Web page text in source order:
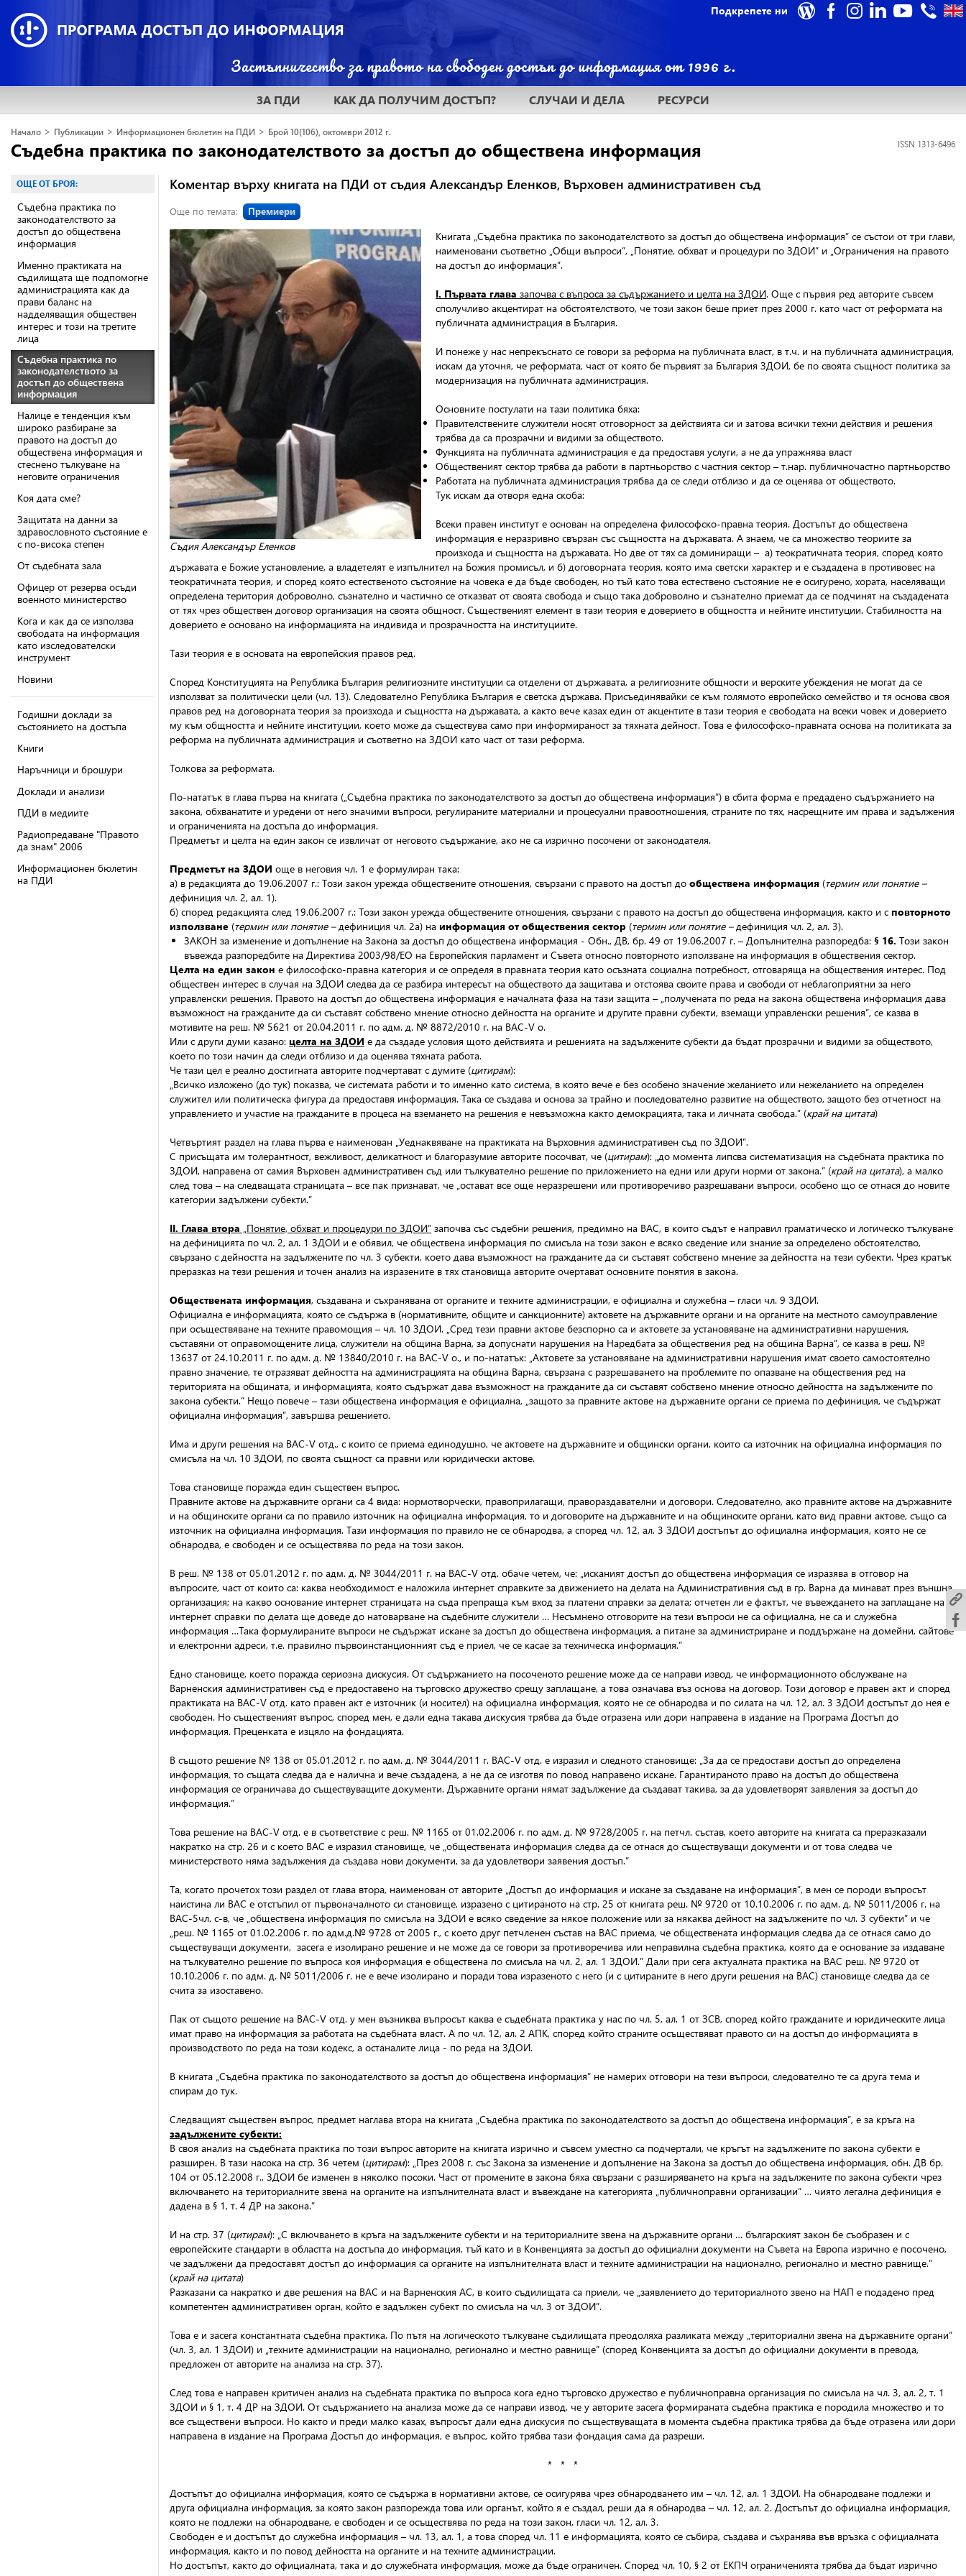
Подкрепете ни
ЗА ПДИ КАК ДА ПОЛУЧИМ ДОСТЪП? СЛУЧАИ И ДЕЛА РЕСУРСИ
Начало > Публикации > Информационен бюлетин на ПДИ > Брой 10(106), октомври 2012 г.
ISSN 1313-6496
Съдебна практика по законодателството за достъп до обществена информация
ОЩЕ ОТ БРОЯ:
Съдебна практика по
законодателството за
достъп до обществена
информация
Именно практиката на
съдилищата ще подпомогне
администрацията как да
прави баланс на
надделяващия обществен
интерес и този на третите
лица
Съдебна практика по
законодателството за
достъп до обществена
информация
Налице е тенденция към
широко разбиране за
правото на достъп до
обществена информация и
стеснено тълкуване на
неговите ограничения
Коя дата сме?
Защитата на данни за
здравословното състояние е
с по-висока степен
От съдебната зала
Офицер от резерва осъди
военното министерство
Кога и как да се използва
свободата на информация
като изследователски
инструмент
Новини
Годишни доклади за
състоянието на достъпа
Книги
Наръчници и брошури
Доклади и анализи
ПДИ в медиите
Радиопредаване "Правото
да знам" 2006
Информационен бюлетин
на ПДИ
Коментар върху книгата на ПДИ от съдия Александър Еленков, Върховен административен съд
Още по темата: Премиери
Съдия Александър Еленков
Книгата „Съдебна практика по законодателството за достъп до обществена информация” се състои от три глави,
наименовани съответно „Общи въпроси”, „Понятие, обхват и процедури по ЗДОИ” и „Ограничения на правото
на достъп до информация”.
І. Първата глава започва с въпроса за съдържанието и целта на ЗДОИ. Още с първия ред авторите съвсем
сполучливо акцентират на обстоятелството, че този закон беше приет през 2000 г. като част от реформата на
публичната администрация в България.
И понеже у нас непрекъснато се говори за реформа на публичната власт, в т.ч. и на публичната администрация,
искам да уточня, че реформата, част от която бе първият за България ЗДОИ, бе по своята същност политика за
модернизация на публичната администрация.
Основните постулати на тази политика бяха:
Правителствените служители носят отговорност за действията си и затова всички техни действия и решения
трябва да са прозрачни и видими за обществото.
Функцията на публичната администрация е да предоставя услуги, а не да упражнява власт
Общественият сектор трябва да работи в партньорство с частния сектор – т.нар. публичночастно партньорство
Работата на публичната администрация трябва да се следи отблизо и да се оценява от обществото.
Тук искам да отворя една скоба:
Всеки правен институт е основан на определена философско-правна теория. Достъпът до обществена
информация е неразривно свързан със същността на държавата. А знаем, че са множество теориите за
произхода и същността на държавата. Но две от тях са доминиращи – а) теократичната теория, според която
държавата е Божие установление, а владетелят е изпълнител на Божия промисъл, и б) договорната теория, която има светски характер и е създадена в противовес на
теократичната теория, и според която естественото състояние на човека е да бъде свободен, но тъй като това естествено състояние не е осигурено, хората, населяващи
определена територия доброволно, съзнателно и частично се отказват от своята свобода и също така доброволно и съзнателно приемат да се подчинят на създадената
от тях чрез обществен договор организация на своята общност. Същественият елемент в тази теория е доверието в общността и нейните институции. Стабилността на
доверието е основано на информацията на индивида и прозрачността на институциите.
Тази теория е в основата на европейския правов ред.
Според Конституцията на Република България религиозните институции са отделени от държавата, а религиозните общности и верските убеждения не могат да се
използват за политически цели (чл. 13). Следователно Република България е светска държава. Присъединявайки се към голямото европейско семейство и тя основа своя
правов ред на договорната теория за произхода и същността на държавата, а както вече казах един от акцентите в тази теория е свободата на всеки човек и доверието
му към общността и нейните институции, което може да съществува само при информираност за тяхната дейност. Това е философско-правната основа на политиката за
реформа на публичната администрация и съответно на ЗДОИ като част от тази реформа.
Толкова за реформата.
По-нататък в глава първа на книгата („Съдебна практика по законодателството за достъп до обществена информация”) в сбита форма е предадено съдържанието на
закона, обхванатите и уредени от него значими въпроси, регулираните материални и процесуални правоотношения, страните по тях, насрещните им права и задължения
и ограниченията на достъпа до информация.
Предметът и целта на един закон се извличат от неговото съдържание, ако не са изрично посочени от законодателя.
Предметът на ЗДОИ още в неговия чл. 1 е формулиран така:
а) в редакцията до 19.06.2007 г.: Този закон урежда обществените отношения, свързани с правото на достъп до обществена информация (термин или понятие –
дефиниция чл. 2, ал. 1).
б) според редакцията след 19.06.2007 г.: Този закон урежда обществените отношения, свързани с правото на достъп до обществена информация, както и с повторното
използване (термин или понятие –дефиниция чл. 2а) на информация от обществения сектор (термин или понятие –дефиниция чл. 2, ал. 3).
ЗАКОН за изменение и допълнение на Закона за достъп до обществена информация - Обн., ДВ, бр. 49 от 19.06.2007 г. – Допълнителна разпоредба: § 16. Този закон
въвежда разпоредбите на Директива 2003/98/ЕО на Европейския парламент и Съвета относно повторното използване на информация в обществения сектор.
Целта на един закон е философско-правна категория и се определя в правната теория като осъзната социална потребност, отговаряща на обществения интерес. Под
обществен интерес в случая на ЗДОИ следва да се разбира интересът на обществото да защитава и отстоява своите права и свободи от неблагоприятни за него
управленски решения. Правото на достъп до обществена информация е началната фаза на тази защита – „получената по реда на закона обществена информация дава
възможност на гражданите да си съставят собствено мнение относно дейността на органите и другите правни субекти, вземащи управленски решения”, се казва в
мотивите на реш. № 5621 от 20.04.2011 г. по адм. д. № 8872/2010 г. на ВАС-V о.
Или с други думи казано: целта на ЗДОИ е да създаде условия щото действията и решенията на задължените субекти да бъдат прозрачни и видими за обществото,
което по този начин да следи отблизо и да оценява тяхната работа.
Че тази цел е реално достигната авторите подчертават с думите (цитирам):
„Всичко изложено (до тук) показва, че системата работи и то именно като система, в която вече е без особено значение желанието или нежеланието на определен
служител или политическа фигура да предоставя информация. Така се създава и основа за трайно и последователно развитие на обществото, защото без отчетност на
управлението и участие на гражданите в процеса на вземането на решения е невъзможна както демокрацията, така и личната свобода.” (край на цитата)
Четвъртият раздел на глава първа е наименован „Уеднаквяване на практиката на Върховния административен съд по ЗДОИ”.
С присъщата им толерантност, вежливост, деликатност и благоразумие авторите посочват, че (цитирам): „до момента липсва систематизация на съдебната практика по
ЗДОИ, направена от самия Върховен административен съд или тълкувателно решение по приложението на едни или други норми от закона.” (край на цитата), а малко
след това – на следващата страницата – все пак признават, че „остават все още неразрешени или противоречиво разрешавани въпроси, особено що се отнася до новите
категории задължени субекти.”
II. Глава втора „Понятие, обхват и процедури по ЗДОИ” започва със съдебни решения, предимно на ВАС, в които съдът е направил граматическо и логическо тълкуване
на дефиницията по чл. 2, ал. 1 ЗДОИ и е обявил, че обществена информация по смисъла на този закон е всяко сведение или знание за определено обстоятелство,
свързано с дейността на задължените по чл. 3 субекти, което дава възможност на гражданите да си съставят собствено мнение за дейността на тези субекти. Чрез кратък
преразказ на тези решения и точен анализ на изразените в тях становища авторите очертават основните понятия в закона.
Обществената информация, създавана и съхранявана от органите и техните администрации, е официална и служебна – гласи чл. 9 ЗДОИ.
Официална е информацията, която се съдържа в (нормативните, общите и санкционните) актовете на държавните органи и на органите на местното самоуправление
при осъществяване на техните правомощия – чл. 10 ЗДОИ. „Сред тези правни актове безспорно са и актовете за установяване на административни нарушения,
съставяни от оправомощените лица, служители на община Варна, за допуснати нарушения на Наредбата за обществения ред на община Варна”, се казва в реш. №
13637 от 24.10.2011 г. по адм. д. № 13840/2010 г. на ВАС-V о., и по-нататък: „Актовете за установяване на административни нарушения имат своето самостоятелно
правно значение, те отразяват дейността на администрацията на община Варна, свързана с разрешаването на проблемите по опазване на обществения ред на
територията на общината, и информацията, която съдържат дава възможност на гражданите да си съставят собствено мнение относно дейността на задължените по
закона субекти.” Нещо повече – тази обществена информация е официална, „защото за правните актове на държавните органи се приема по дефиниция, че съдържат
официална информация”, завършва решението.
Има и други решения на ВАС-V отд., с които се приема единодушно, че актовете на държавните и общински органи, които са източник на официална информация по
смисъла на чл. 10 ЗДОИ, по своята същност са правни или юридически актове.
Това становище поражда един съществен въпрос.
Правните актове на държавните органи са 4 вида: нормотворчески, правоприлагащи, правораздавателни и договори. Следователно, ако правните актове на държавните
и на общинските органи са по правило източник на официална информация, то и договорите на държавните и на общинските органи, като вид правни актове, също са
източник на официална информация. Тази информация по правило не се обнародва, а според чл. 12, ал. 3 ЗДОИ достъпът до официална информация, която не се
обнародва, е свободен и се осъществява по реда на този закон.
В реш. № 138 от 05.01.2012 г. по адм. д. № 3044/2011 г. на ВАС-V отд. обаче четем, че: „исканият достъп до обществена информация се изразява в отговор на
въпросите, част от които са: каква необходимост е наложила интернет справките за движението на делата на Административния съд в гр. Варна да минават през външна
организация; на какво основание интернет страницата на съда препраща към вход за платени справки за делата; отчетен ли е фактът, че въвеждането на заплащане на
интернет справки по делата ще доведе до натоварване на съдебните служители … Несъмнено отговорите на тези въпроси не са официална, не са и служебна
информация …Така формулираните въпроси не съдържат искане за достъп до обществена информация, а питане за администриране и поддържане на домейни, сайтове
и електронни адреси, т.е. правилно първоинстанционният съд е приел, че се касае за техническа информация.”
Едно становище, което поражда сериозна дискусия. От съдържанието на посоченото решение може да се направи извод, че информационното обслужване на
Варненския административен съд е предоставено на търговско дружество срещу заплащане, а това означава въз основа на договор. Този договор е правен акт и според
практиката на ВАС-V отд. като правен акт е източник (и носител) на официална информация, която не се обнародва и по силата на чл. 12, ал. 3 ЗДОИ достъпът до нея е
свободен. Но същественият въпрос, според мен, е дали една такава дискусия трябва да бъде отразена или дори направена в издание на Програма Достъп до
информация. Преценката е изцяло на фондацията.
В същото решение № 138 от 05.01.2012 г. по адм. д. № 3044/2011 г. ВАС-V отд. е изразил и следното становище: „За да се предостави достъп до определена
информация, то същата следва да е налична и вече създадена, а не да се изготвя по повод направено искане. Гарантираното право на достъп до обществена
информация се ограничава до съществуващите документи. Държавните органи нямат задължение да създават такива, за да удовлетворят заявления за достъп до
информация.”
Това решение на ВАС-V отд. е в съответствие с реш. № 1165 от 01.02.2006 г. по адм. д. № 9728/2005 г. на петчл. състав, което авторите на книгата са преразказали
накратко на стр. 26 и с което ВАС е изразил становище, че „обществената информация следва да се отнася до съществуващи документи и от това следва че
министерството няма задължения да създава нови документи, за да удовлетвори заявения достъп.”
Та, когато прочетох този раздел от глава втора, наименован от авторите „Достъп до информация и искане за създаване на информация”, в мен се породи въпросът
наистина ли ВАС е отстъпил от първоначалното си становище, изразено с цитираното на стр. 25 от книгата реш. № 9720 от 10.10.2006 г. по адм. д. № 5011/2006 г. на
ВАС-5чл. с-в, че „обществена информация по смисъла на ЗДОИ е всяко сведение за някое положение или за някаква дейност на задължените по чл. 3 субекти” и че
„реш. № 1165 от 01.02.2006 г. по адм.д.№ 9728 от 2005 г., с което друг петчленен състав на ВАС приема, че обществената информация следва да се отнася само до
съществуващи документи, засега е изолирано решение и не може да се говори за противоречива или неправилна съдебна практика, която да е основание за издаване
на тълкувателно решение по въпроса коя информация е обществена по смисъла на чл. 2, ал. 1 ЗДОИ.” Дали при сега актуалната практика на ВАС реш. № 9720 от
10.10.2006 г. по адм. д. № 5011/2006 г. не е вече изолирано и поради това изразеното с него (и с цитираните в него други решения на ВАС) становище следва да се
счита за изоставено.
Пак от същото решение на ВАС-V отд. у мен възниква въпросът каква е съдебната практика у нас по чл. 5, ал. 1 от ЗСВ, според който гражданите и юридическите лица
имат право на информация за работата на съдебната власт. А по чл. 12, ал. 2 АПК, според който страните осъществяват правото си на достъп до информацията в
производството по реда на този кодекс, а останалите лица - по реда на ЗДОИ.
В книгата „Съдебна практика по законодателството за достъп до обществена информация” не намерих отговори на тези въпроси, следователно те са друга тема и
спирам до тук.
Следващият съществен въпрос, предмет наглава втора на книгата „Съдебна практика по законодателството за достъп до обществена информация”, е за кръга на
задължените субекти:
В своя анализ на съдебната практика по този въпрос авторите на книгата изрично и съвсем уместно са подчертали, че кръгът на задължените по закона субекти е
разширен. В тази насока на стр. 36 четем (цитирам): „През 2008 г. със Закона за изменение и допълнение на Закона за достъп до обществена информация, обн. ДВ бр.
104 от 05.12.2008 г., ЗДОИ бе изменен в няколко посоки. Част от промените в закона бяха свързани с разширяването на кръга на задължените по закона субекти чрез
включването на териториалните звена на органите на изпълнителната власт и въвеждане на категорията „публичноправни организации” … чиято легална дефиниция е
дадена в § 1, т. 4 ДР на закона.”
И на стр. 37 (цитирам): „С включването в кръга на задължените субекти и на териториалните звена на държавните органи … българският закон бе съобразен и с
европейските стандарти в областта на достъпа до информация, тъй като и в Конвенцията за достъп до официални документи на Съвета на Европа изрично е посочено,
че задължени да предоставят достъп до информация са органите на изпълнителната власт и техните администрации на национално, регионално и местно равнище.”
(край на цитата)
Разказани са накратко и две решения на ВАС и на Варненския АС, в които съдилищата са приели, че „заявлението до териториалното звено на НАП е подадено пред
компетентен административен орган, който е задължен субект по смисъла на чл. 3 от ЗДОИ”.
Това е и засега константната съдебна практика. По пътя на логическото тълкуване съдилищата преодоляха разликата между „териториални звена на държавните органи”
(чл. 3, ал. 1 ЗДОИ) и „техните администрации на национално, регионално и местно равнище” (според Конвенцията за достъп до официални документи в превода,
предложен от авторите на анализа на стр. 37).
След това е направен критичен анализ на съдебната практика по въпроса кога едно търговско дружество е публичноправна организация по смисъла на чл. 3, ал. 2, т. 1
ЗДОИ и § 1, т. 4 ДР на ЗДОИ. От съдържанието на анализа може да се направи извод, че у авторите засега формираната съдебна практика е породила множество и то
все съществени въпроси. Но както и преди малко казах, въпросът дали една дискусия по съществуващата в момента съдебна практика трябва да бъде отразена или дори
направена в издание на Програма Достъп до информация, е въпрос, който трябва тази фондация сама да разреши.
* * *
Достъпът до официална информация, която се съдържа в нормативни актове, се осигурява чрез обнародването им – чл. 12, ал. 1 ЗДОИ. На обнародване подлежи и
друга официална информация, за която закон разпорежда това или органът, който я е създал, реши да я обнародва – чл. 12, ал. 2. Достъпът до официална информация,
която не подлежи на обнародване, е свободен и се осъществява по реда на този закон, гласи чл. 12, ал. 3.
Свободен е и достъпът до служебна информация – чл. 13, ал. 1, а това според чл. 11 е информацията, която се събира, създава и съхранява във връзка с официалната
информация, както и по повод дейността на органите и на техните администрации.
Но достъпът, както до официалната, така и до служебната информация, може да бъде ограничен. Според чл. 10, § 2 от ЕКПЧ ограниченията трябва да бъдат изрично